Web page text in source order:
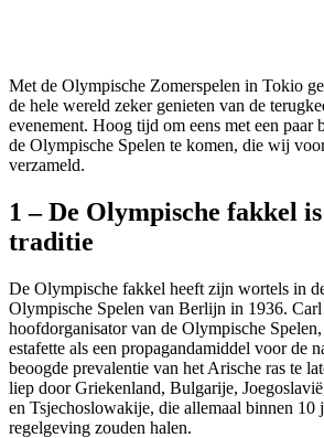
Met de Olympische Zomerspelen in Tokio
de hele wereld zeker genieten van de
evenement. Hoog tijd om eens met een paar
de Olympische Spelen te komen, die wij
verzameld.
1 – De Olympische fakkel is
traditie
De Olympische fakkel heeft zijn wortels in
Olympische Spelen van Berlijn in 1936.
hoofdorganisator van de Olympische
estafette als een propagandamiddel voor de
beoogde prevalentie van het Arische ras te
liep door Griekenland, Bulgarije,
en Tsjechoslowakije, die allemaal binnen 10
regelgeving zouden halen.